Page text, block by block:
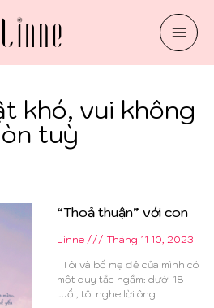
khó, vui không
tuỳ
“Thoả thuận” với con
Linne Tháng 11 10, 2023
Tôi và bố mẹ đẻ của mình có
một quy tắc ngầm: dưới 18
tuổi, tôi nghe lời ông